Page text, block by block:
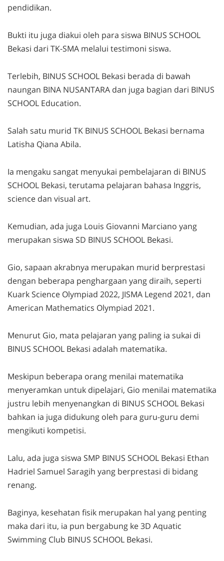
pendidikan.
Bukti itu juga diakui oleh para siswa BINUS SCHOOL
Bekasi dari TK-SMA melalui testimoni siswa.
Terlebih, BINUS SCHOOL Bekasi berada di bawah
naungan BINA NUSANTARA dan juga bagian dari BINUS
SCHOOL Education.
Salah satu murid TK BINUS SCHOOL Bekasi bernama
Latisha Qiana Abila.
Ia mengaku sangat menyukai pembelajaran di BINUS
SCHOOL Bekasi, terutama pelajaran bahasa Inggris,
science dan visual art.
Kemudian, ada juga Louis Giovanni Marciano yang
merupakan siswa SD BINUS SCHOOL Bekasi.
Gio, sapaan akrabnya merupakan murid berprestasi
dengan beberapa penghargaan yang diraih, seperti
Kuark Science Olympiad 2022, JISMA Legend 2021, dan
American Mathematics Olympiad 2021.
Menurut Gio, mata pelajaran yang paling ia sukai di
BINUS SCHOOL Bekasi adalah matematika.
Meskipun beberapa orang menilai matematika
menyeramkan untuk dipelajari, Gio menilai matematika
justru lebih menyenangkan di BINUS SCHOOL Bekasi
bahkan ia juga didukung oleh para guru-guru demi
mengikuti kompetisi.
Lalu, ada juga siswa SMP BINUS SCHOOL Bekasi Ethan
Hadriel Samuel Saragih yang berprestasi di bidang
renang.
Baginya, kesehatan fisik merupakan hal yang penting
maka dari itu, ia pun bergabung ke 3D Aquatic
Swimming Club BINUS SCHOOL Bekasi.